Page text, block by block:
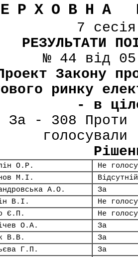
7
РЕЗУЛЬТАТИ
№ 44 від
Закону
ринку
- в
За - 308 Проти
О.Р.
Не
М.І.
Відсутній
А.О.
За
В.І.
Не
Є.П.
Не
О.А.
За
В.В.
За
Г.П.
За